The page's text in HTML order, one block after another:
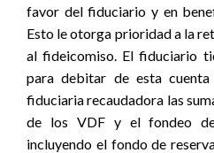
favor del fiduciario y en
Esto le otorga prioridad a la
al fideicomiso. El fiduciario
para debitar de esta
fiduciaria recaudadora las
de los VDF y el fondeo
incluyendo el fondo de